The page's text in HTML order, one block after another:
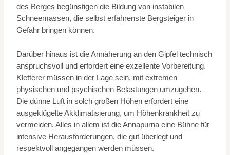
des Berges begünstigen die Bildung von instabilen
Schneemassen, die selbst erfahrenste Bergsteiger in
Gefahr bringen können.
Darüber hinaus ist die Annäherung an den Gipfel technisch
anspruchsvoll und erfordert eine exzellente Vorbereitung.
Kletterer müssen in der Lage sein, mit extremen
physischen und psychischen Belastungen umzugehen.
Die dünne Luft in solch großen Höhen erfordert eine
ausgeklügelte Akklimatisierung, um Höhenkrankheit zu
vermeiden. Alles in allem ist die Annapurna eine Bühne für
intensive Herausforderungen, die gut überlegt und
respektvoll angegangen werden müssen.